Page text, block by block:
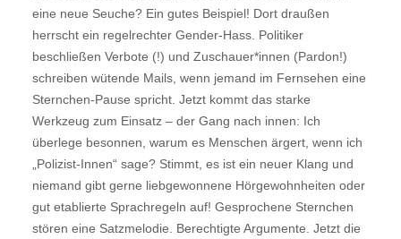
eine neue Seuche? Ein gutes Beispiel! Dort draußen
herrscht ein regelrechter Gender-Hass. Politiker
beschließen Verbote (!) und Zuschauer*innen (Pardon!)
schreiben wütende Mails, wenn jemand im Fernsehen eine
Sternchen-Pause spricht. Jetzt kommt das starke
Werkzeug zum Einsatz – der Gang nach innen: Ich
überlege besonnen, warum es Menschen ärgert, wenn ich
„Polizist-Innen“ sage? Stimmt, es ist ein neuer Klang und
niemand gibt gerne liebgewonnene Hörgewohnheiten oder
gut etablierte Sprachregeln auf! Gesprochene Sternchen
stören eine Satzmelodie. Berechtigte Argumente. Jetzt die